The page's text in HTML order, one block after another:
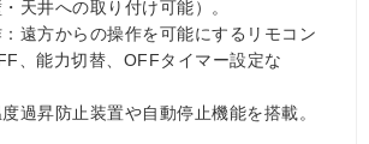
・天井への取り付け可能）。
遠方からの操作を可能にするリモコン
、能力切替、OFFタイマー設定な
過昇防止装置や自動停止機能を搭載。